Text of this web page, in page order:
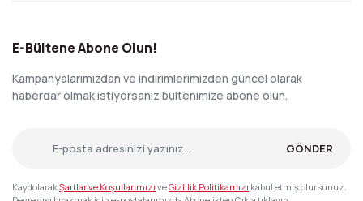
E-Bültene Abone Olun!
Kampanyalarımızdan ve indirimlerimizden güncel olarak
haberdar olmak istiyorsanız bültenimize abone olun.
GÖNDER
KaydolarakŞartlar ve Koşullarımızı veGizlilik Politikamızı kabul etmiş olursunuz.